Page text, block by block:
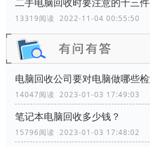
13319阅读 2022-11-04 00:55:50
电脑回收公司要对电脑做哪些
14047阅读 2023-01-03 17:49:03
笔记本电脑回收多少钱？
15796阅读 2023-01-03 17:48:02